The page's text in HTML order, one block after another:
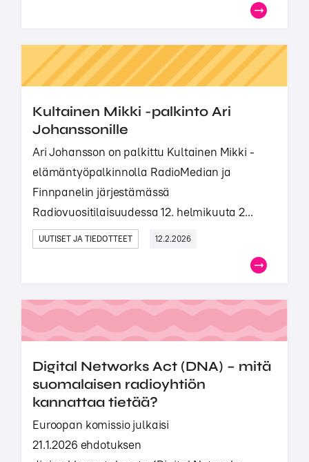
Kultainen Mikki -palkinto Ari
Johanssonille
Ari Johansson on palkittu Kultainen Mikki -
elämäntyöpalkinnolla RadioMedian ja
Finnpanelin järjestämässä
Radiovuositilaisuudessa 12. helmikuuta 2...
UUTISET JA TIEDOTTEET 12.2.2026
Digital Networks Act (DNA) – mitä
suomalaisen radioyhtiön
kannattaa tietää?
Euroopan komissio julkaisi
21.1.2026 ehdotuksen